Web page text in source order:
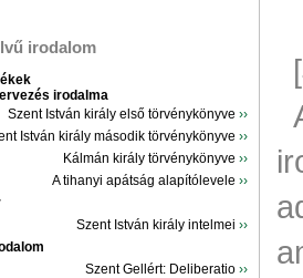
irodalom
irodalma
Szent István király első törvénykönyve ››
István király második törvénykönyve ››
Kálmán király törvénykönyve ››
A tihanyi apátság alapítólevele ››
Szent István király intelmei ››
Szent Gellért: Deliberatio ››